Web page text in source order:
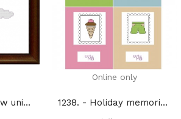
10 K 022. - Rainbow unicorn V (PDF)
Online only
1238. - Holiday memories (PDF)